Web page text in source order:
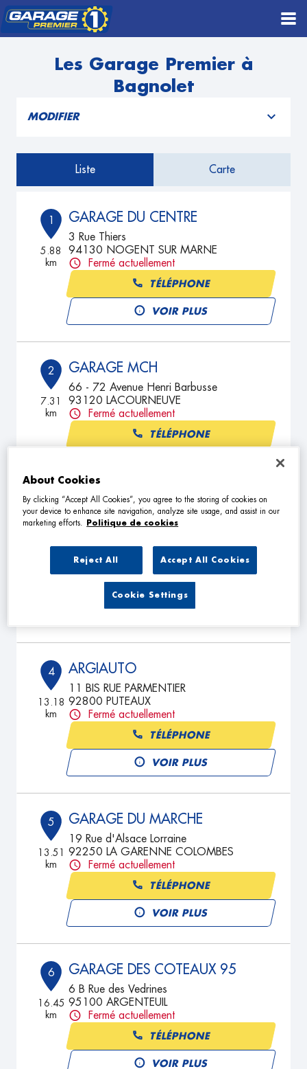
Les Garage Premier à
Bagnolet
MODIFIER
Liste Carte
1
5.88
km
GARAGE DU CENTRE
3 Rue Thiers
94130 NOGENT SUR MARNE
Fermé actuellement
TÉLÉPHONE
VOIR PLUS
2
7.31
km
GARAGE MCH
66 - 72 Avenue Henri Barbusse
93120 LACOURNEUVE
Fermé actuellement
TÉLÉPHONE
3 ALCOS AUTO
93700 DRANCY
Fermé actuellement
TÉLÉPHONE
VOIR PLUS
4
13.18
km
ARGIAUTO
11 BIS RUE PARMENTIER
92800 PUTEAUX
Fermé actuellement
TÉLÉPHONE
VOIR PLUS
5
13.51
km
GARAGE DU MARCHE
19 Rue d'Alsace Lorraine
92250 LA GARENNE COLOMBES
Fermé actuellement
TÉLÉPHONE
VOIR PLUS
6
16.45
km
GARAGE DES COTEAUX 95
6 B Rue des Vedrines
95100 ARGENTEUIL
Fermé actuellement
TÉLÉPHONE
VOIR PLUS
About Cookies
By clicking “Accept All Cookies”, you agree to the storing of cookies on
your device to enhance site navigation, analyze site usage, and assist in our
marketing efforts.
Politique de cookies
Reject All Accept All Cookies
Cookie Settings